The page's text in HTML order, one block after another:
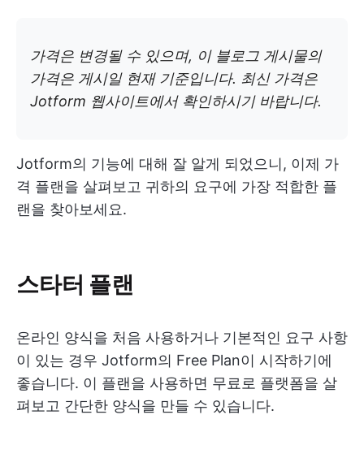
가격은 변경될 수 있으며, 이 블로그 게시물의
가격은 게시일 현재 기준입니다. 최신 가격은
Jotform 웹사이트에서 확인하시기 바랍니다.
Jotform의 기능에 대해 잘 알게 되었으니, 이제 가
격 플랜을 살펴보고 귀하의 요구에 가장 적합한 플
랜을 찾아보세요.
스타터 플랜
온라인 양식을 처음 사용하거나 기본적인 요구 사항
이 있는 경우 Jotform의 Free Plan이 시작하기에
좋습니다. 이 플랜을 사용하면 무료로 플랫폼을 살
펴보고 간단한 양식을 만들 수 있습니다.